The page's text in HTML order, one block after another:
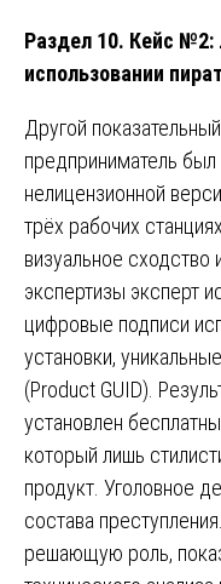
Раздел 10. Кейс
использовании
Другой
предприниматель
нелицензионной
трёх рабочих
визуальное
экспертизы эксперт
цифровые подписи
установки,
(Product GUID).
установлен
который лишь
продукт. Уголовное
состава
решающую роль,